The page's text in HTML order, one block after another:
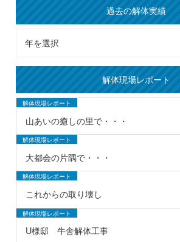
過去の解体実績
解体現場レポート
解体現場レポート
山あいの癒しの里で・・・
解体現場レポート
大都会の片隅で・・・
解体現場レポート
これからの取り壊し
解体現場レポート
U様邸 牛舎解体工事